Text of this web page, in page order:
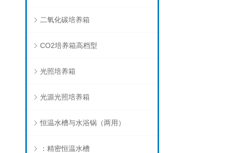
二氧化碳培养箱
CO2培养箱高档型
光照培养箱
光源光照培养箱
恒温水槽与水浴锅（两用）
：精密恒温水槽